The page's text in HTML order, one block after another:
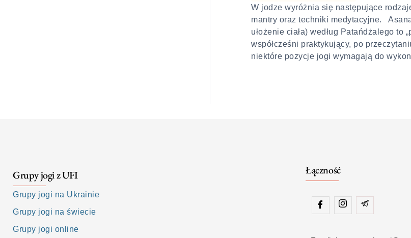
W jodze wyróżnia się następujące
mantry oraz techniki medytacyjne.
ułożenie ciała) według Patańdżalego to
współcześni praktykujący, po
niektóre pozycje jogi wymagają do
Grupy jogi z UFI
Grupy jogi na Ukrainie
Grupy jogi na świecie
Grupy jogi online
Łączność